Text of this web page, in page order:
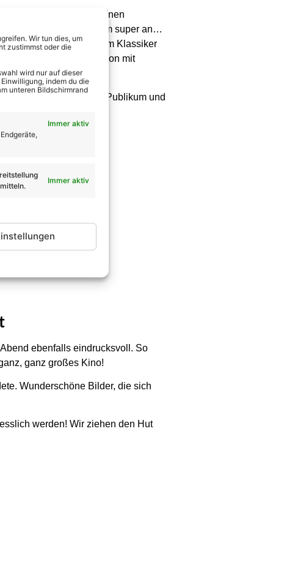
Wir tun dies, um
zustimmst oder die
wird nur auf dieser
indem du die
unteren Bildschirmrand
Immer aktiv
Immer aktiv
fragte Vincent seinen
Na klar! Und das kam super an…
auch seine Version vom Klassiker
schnellere Version mit
Vincent hinein ins Publikum und
ebenfalls eindrucksvoll. So
ganz großes Kino!
Wunderschöne Bilder, die sich
werden! Wir ziehen den Hut